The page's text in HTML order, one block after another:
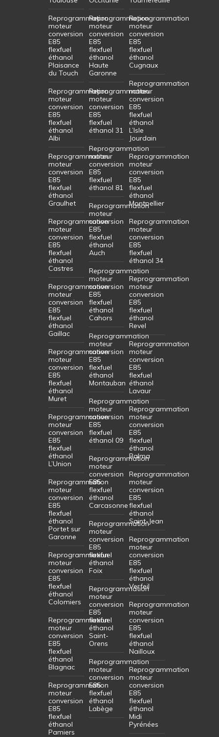
Reprogrammation
moteur
conversion
E85
flexfuel
éthanol
Plaisance
du Touch
Reprogrammation
moteur
conversion
E85
flexfuel
éthanol
Albi
Reprogrammation
moteur
conversion
E85
flexfuel
éthanol
Graulhet
Reprogrammation
moteur
conversion
E85
flexfuel
éthanol
Castres
Reprogrammation
moteur
conversion
E85
flexfuel
éthanol
Gaillac
Reprogrammation
moteur
conversion
E85
flexfuel
éthanol
Muret
Reprogrammation
moteur
conversion
E85
flexfuel
éthanol
L’Union
Reprogrammation
moteur
conversion
E85
flexfuel
éthanol
Portet sur
Garonne
Reprogrammation
moteur
conversion
E85
flexfuel
éthanol
Colomiers
Reprogrammation
moteur
conversion
E85
flexfuel
éthanol
Blagnac
Reprogrammation
moteur
conversion
E85
flexfuel
éthanol
Pamiers
Reprogrammation
moteur
conversion
E85
flexfuel
éthanol
Haute
Garonne
Reprogrammation
moteur
conversion
E85
flexfuel
éthanol 31
Reprogrammation
moteur
conversion
E85
flexfuel
éthanol 81
Reprogrammation
moteur
conversion
E85
flexfuel
éthanol
Auch
Reprogrammation
moteur
conversion
E85
flexfuel
éthanol
Cahors
Reprogrammation
moteur
conversion
E85
flexfuel
éthanol
Montauban
Reprogrammation
moteur
conversion
E85
flexfuel
éthanol 09
Reprogrammation
moteur
conversion
E85
flexfuel
éthanol
Carcasonne
Reprogrammation
moteur
conversion
E85
flexfuel
éthanol
Foix
Reprogrammation
moteur
conversion
E85
flexfuel
éthanol
Saint-
Orens
Reprogrammation
moteur
conversion
E85
flexfuel
éthanol
Labège
Reprogrammation
moteur
conversion
E85
flexfuel
éthanol
Cugnaux
Reprogrammation
moteur
conversion
E85
flexfuel
éthanol
L’Isle
Jourdain
Reprogrammation
moteur
conversion
E85
flexfuel
éthanol
Montpellier
Reprogrammation
moteur
conversion
E85
flexfuel
éthanol 34
Reprogrammation
moteur
conversion
E85
flexfuel
éthanol
Revel
Reprogrammation
moteur
conversion
E85
flexfuel
éthanol
Lavaur
Reprogrammation
moteur
conversion
E85
flexfuel
éthanol
Balma
Reprogrammation
moteur
conversion
E85
flexfuel
éthanol
Saint-Jean
Reprogrammation
moteur
conversion
E85
flexfuel
éthanol
Verfeil
Reprogrammation
moteur
conversion
E85
flexfuel
éthanol
Nailloux
Reprogrammation
moteur
conversion
E85
flexfuel
éthanol
Midi
Pyrénées